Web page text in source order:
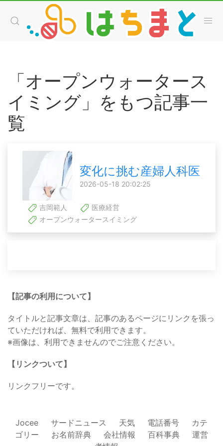
「オープンウォータース
イミング」をもつ記事一
覧
変化に挑む産婦人科医
2026-05-18 20:02:25
吉岡範人
医療経営
オープンウォータースイミング
【記事の利用について】
タイトルと記事文章は、記事のあるページにリンクを張っ
ていただければ、無料で利用できます。
※画像は、利用できませんのでご注意ください。
【リンクついて】
リンクフリーです。
Jocee サードニュース 天気 電話番号
カテ
ゴリー
お名前辞典 会社情報 百科事典
運営